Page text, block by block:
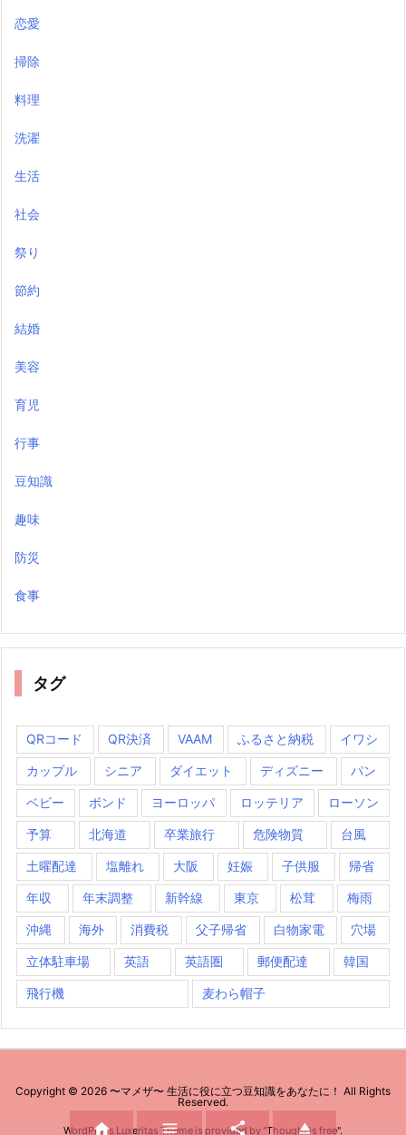
恋愛
掃除
料理
洗濯
生活
社会
祭り
節約
結婚
美容
育児
行事
豆知識
趣味
防災
食事
タグ
QRコード QR決済 VAAM ふるさと納税 イワシ
カップル シニア ダイエット ディズニー パン
ベビー ボンド ヨーロッパ ロッテリア ローソン
予算 北海道 卒業旅行 危険物質 台風
土曜配達 塩離れ 大阪 妊娠 子供服 帰省
年収 年末調整 新幹線 東京 松茸 梅雨
沖縄 海外 消費税 父子帰省 白物家電 穴場
立体駐車場 英語 英語圏 郵便配達 韓国
飛行機 麦わら帽子
Copyright © 2026 〜マメザ〜 生活に役に立つ豆知識をあなたに！ All Rights
Reserved.
WordPress Luxeritas Theme is provided by "Thought is free".
   